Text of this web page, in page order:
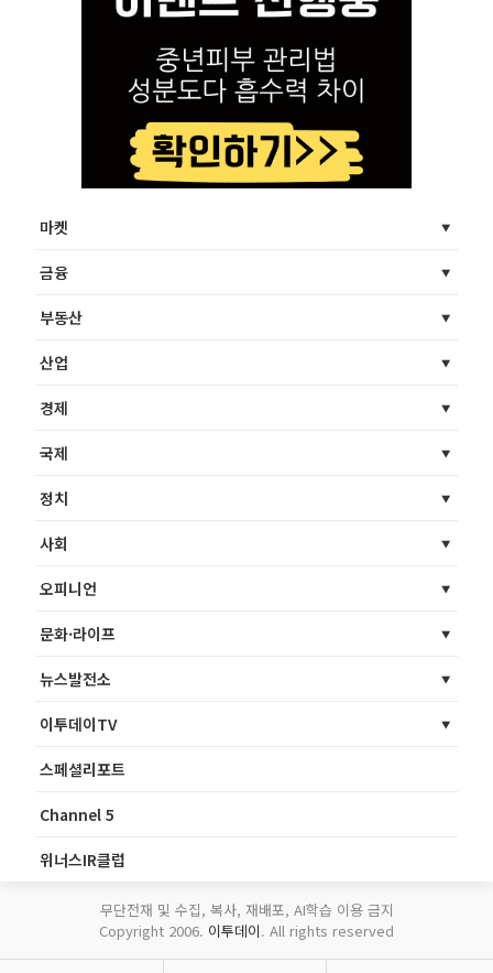
마켓
금융
부동산
산업
경제
국제
정치
사회
오피니언
문화·라이프
뉴스발전소
이투데이TV
스페셜리포트
Channel 5
위너스IR클럽
무단전재 및 수집, 복사, 재배포, AI학습 이용 금지
Copyright 2006. 이투데이. All rights reserved